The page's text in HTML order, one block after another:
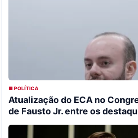
■ POLÍTICA
Atualização do ECA no
de Fausto Jr. entre os